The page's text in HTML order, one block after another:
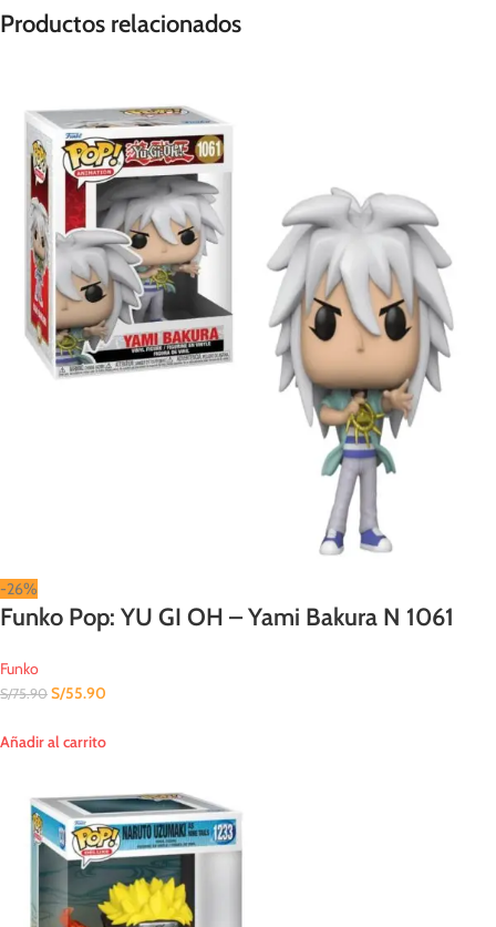
Productos relacionados
-26%
Funko Pop: YU GI OH – Yami Bakura N 1061
Funko
S/75.90 S/55.90
Añadir al carrito